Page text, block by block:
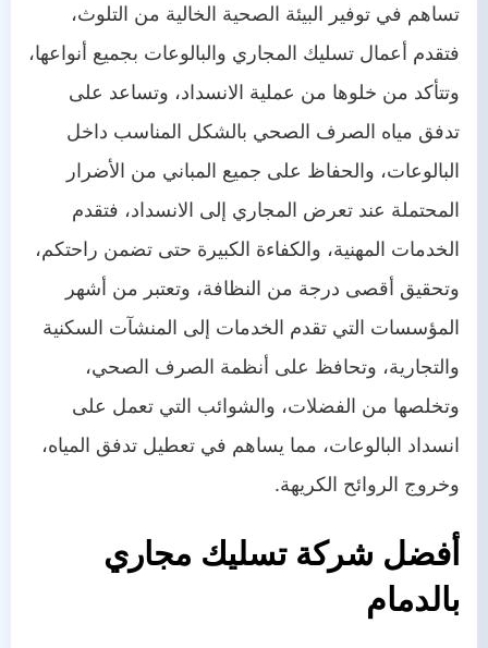
تساهم في توفير البيئة الصحية الخالية من التلوث،
فتقدم أعمال تسليك المجاري والبالوعات بجميع أنواعها،
وتتأكد من خلوها من عملية الانسداد، وتساعد على
تدفق مياه الصرف الصحي بالشكل المناسب داخل
البالوعات، والحفاظ على جميع المباني من الأضرار
المحتملة عند تعرض المجاري إلى الانسداد، فتقدم
الخدمات المهنية، والكفاءة الكبيرة حتى تضمن راحتكم،
وتحقيق أقصى درجة من النظافة، وتعتبر من أشهر
المؤسسات التي تقدم الخدمات إلى المنشآت السكنية
والتجارية، وتحافظ على أنظمة الصرف الصحي،
وتخلصها من الفضلات، والشوائب التي تعمل على
انسداد البالوعات، مما يساهم في تعطيل تدفق المياه،
وخروج الروائح الكريهة.
أفضل شركة تسليك مجاري
بالدمام